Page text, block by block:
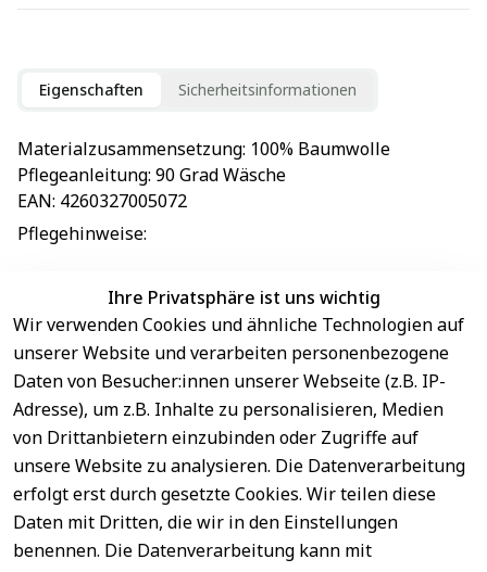
Eigenschaften Sicherheitsinformationen
Materialzusammensetzung: 100% Baumwolle
Pflegeanleitung: 90 Grad Wäsche
EAN: 4260327005072
Pflegehinweise:
EU-Verantwortliche Person - klicken Sie für Details
Ihre Privatsphäre ist uns wichtig
Wir verwenden Cookies und ähnliche Technologien auf
unserer Website und verarbeiten personenbezogene
Daten von Besucher:innen unserer Webseite (z.B. IP-
Adresse), um z.B. Inhalte zu personalisieren, Medien
von Drittanbietern einzubinden oder Zugriffe auf
unsere Website zu analysieren. Die Datenverarbeitung
erfolgt erst durch gesetzte Cookies. Wir teilen diese
Daten mit Dritten, die wir in den Einstellungen
benennen. Die Datenverarbeitung kann mit